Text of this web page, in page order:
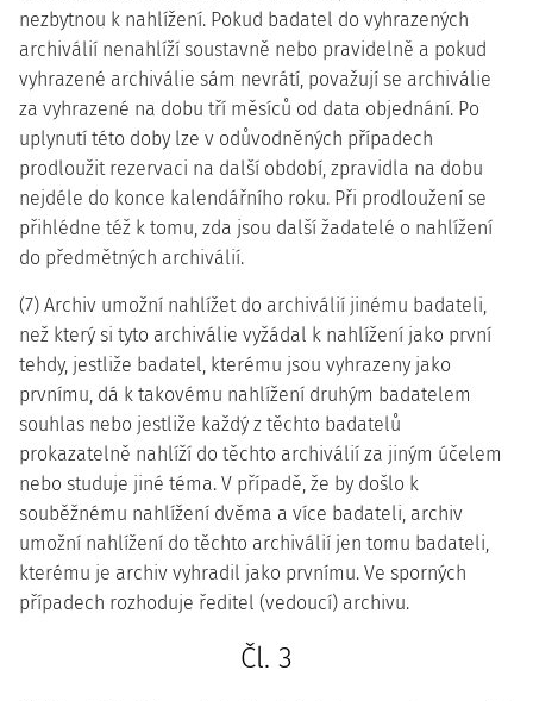
nezbytnou k nahlížení. Pokud badatel do vyhrazených
archiválií nenahlíží soustavně nebo pravidelně a pokud
vyhrazené archiválie sám nevrátí, považují se archiválie
za vyhrazené na dobu tří měsíců od data objednání. Po
uplynutí této doby lze v odůvodněných případech
prodloužit rezervaci na další období, zpravidla na dobu
nejdéle do konce kalendářního roku. Při prodloužení se
přihlédne též k tomu, zda jsou další žadatelé o nahlížení
do předmětných archiválií.
(7) Archiv umožní nahlížet do archiválií jinému badateli,
než který si tyto archiválie vyžádal k nahlížení jako první
tehdy, jestliže badatel, kterému jsou vyhrazeny jako
prvnímu, dá k takovému nahlížení druhým badatelem
souhlas nebo jestliže každý z těchto badatelů
prokazatelně nahlíží do těchto archiválií za jiným účelem
nebo studuje jiné téma. V případě, že by došlo k
souběžnému nahlížení dvěma a více badateli, archiv
umožní nahlížení do těchto archiválií jen tomu badateli,
kterému je archiv vyhradil jako prvnímu. Ve sporných
případech rozhoduje ředitel (vedoucí) archivu.
Čl. 3